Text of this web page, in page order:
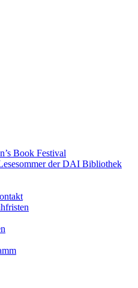
Book Festival
der DAI Bibliothek